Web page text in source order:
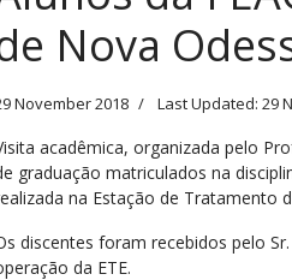
Nova
November 2018 Last Updated: 29
acadêmica, organizada pelo
graduação matriculados na
na Estação de Tratamento
discentes foram recebidos pelo
da ETE.